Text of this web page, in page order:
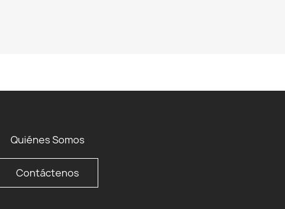
Quiénes Somos
Contáctenos